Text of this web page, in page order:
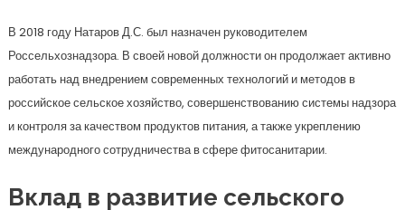
В 2018 году Натаров Д.С. был назначен руководителем
Россельхознадзора. В своей новой должности он продолжает активно
работать над внедрением современных технологий и методов в
российское сельское хозяйство, совершенствованию системы надзора
и контроля за качеством продуктов питания, а также укреплению
международного сотрудничества в сфере фитосанитарии.
Вклад в развитие сельского